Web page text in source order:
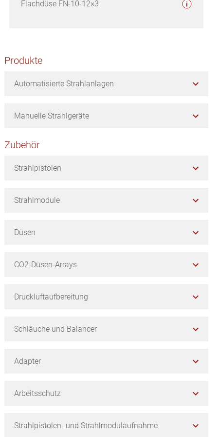
Flachdüse FN-10-12×3
Seitenspalte
Produkte
Automatisierte Strahlanlagen
Manuelle Strahlgeräte
Zubehör
Strahlpistolen
Strahlmodule
Düsen
CO2-Düsen-Arrays
Druckluftaufbereitung
Schläuche und Balancer
Adapter
Arbeitsschutz
Strahlpistolen- und Strahlmodulaufnahme